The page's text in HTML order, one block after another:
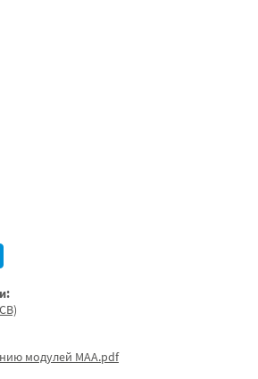
модулей МАА.pdf